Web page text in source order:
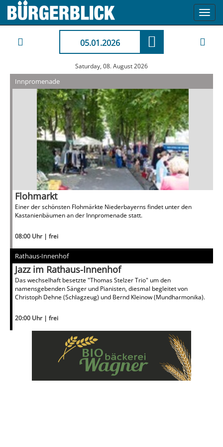
05.01.2026
Saturday, 08. August 2026
Innpromenade
Flohmarkt
Einer der schönsten Flohmärkte Niederbayerns findet unter den
Kastanienbäumen an der Innpromenade statt.
08:00 Uhr | frei
Rathaus-Innenhof
Jazz im Rathaus-Innenhof
Das wechselhaft besetzte "Thomas Stelzer Trio" um den
namensgebenden Sänger und Pianisten, diesmal begleitet von
Christoph Dehne (Schlagzeug) und Bernd Kleinow (Mundharmonika).
20:00 Uhr | frei